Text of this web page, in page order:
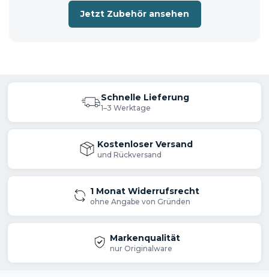
Akku 5 Ah BL1850B
Ladegerät
📦 Versandhinweis: Die Lieferung erfolgt
entweder im Originalkarton oder in
einem neutralen Versandkarton.
Jetzt Zubehör ansehen
Schnelle Lieferung
1–3 Werktage
Kostenloser Versand
und Rückversand
1 Monat Widerrufsrecht
ohne Angabe von Gründen
Markenqualität
nur Originalware